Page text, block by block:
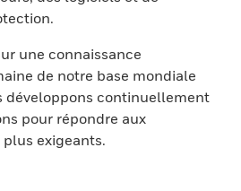
une connaissance
de notre base mondiale
développons continuellement
pour répondre aux
exigeants.